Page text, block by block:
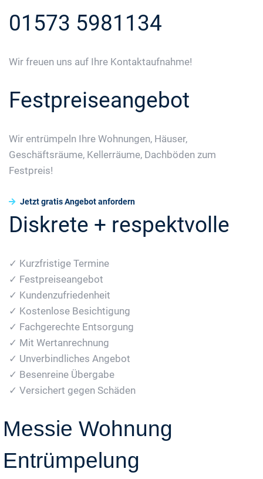
01573 5981134
Wir freuen uns auf Ihre Kontaktaufnahme!
Festpreiseangebot
Wir entrümpeln Ihre Wohnungen, Häuser,
Geschäftsräume, Kellerräume, Dachböden zum
Festpreis!
Jetzt gratis Angebot anfordern
Diskrete + respektvolle
✓ Kurzfristige Termine
✓ Festpreiseangebot
✓ Kundenzufriedenheit
✓ Kostenlose Besichtigung
✓ Fachgerechte Entsorgung
✓ Mit Wertanrechnung
✓ Unverbindliches Angebot
✓ Besenreine Übergabe
✓ Versichert gegen Schäden
Messie Wohnung
Entrümpelung